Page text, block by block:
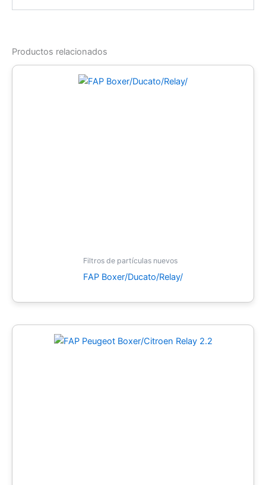
Productos relacionados
Filtros de partículas nuevos
FAP Boxer/Ducato/Relay/